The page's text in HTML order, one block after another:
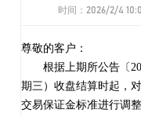
时间：2026/2/4
尊敬的客户：
根据上期所公告〔
期三 ）收盘结算时起，
交易保证金标准进行调整